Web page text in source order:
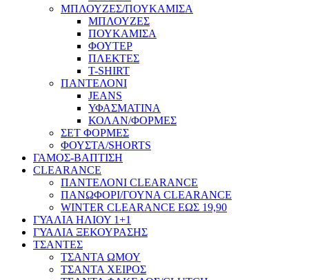
ΜΠΛΟΥΖΕΣ/ΠΟΥΚΑΜΙΣΑ
ΜΠΛΟΥΖΕΣ
ΠΟΥΚΑΜΙΣΑ
ΦΟΥΤΕΡ
ΠΛΕΚΤΕΣ
T-SHIRT
ΠΑΝΤΕΛΟΝΙ
JEANS
ΥΦΑΣΜΑΤΙΝΑ
ΚΟΛΑΝ/ΦΟΡΜΕΣ
ΣΕΤ ΦΟΡΜΕΣ
ΦΟΥΣΤΑ/SHORTS
ΓΑΜΟΣ-ΒΑΠΤΙΣΗ
CLEARANCE
ΠΑΝΤΕΛΟΝΙ CLEARANCE
ΠΑΝΩΦΟΡΙ/ΓΟΥΝΑ CLEARANCE
WINTER CLEARANCE ΕΩΣ 19,90
ΓΥΑΛΙΑ ΗΛΙΟΥ 1+1
ΓΥΑΛΙΑ ΞΕΚΟΥΡΑΣΗΣ
ΤΣΑΝΤΕΣ
ΤΣΑΝΤΑ ΩΜΟΥ
ΤΣΑΝΤΑ ΧΕΙΡΟΣ